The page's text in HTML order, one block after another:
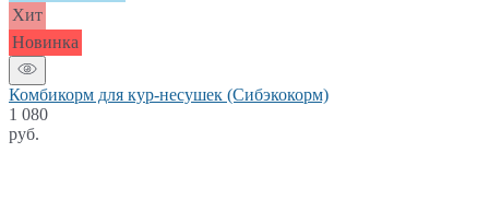
Хит
Новинка
Комбикорм для кур-несушек (Сибэкокорм)
1 080
руб.